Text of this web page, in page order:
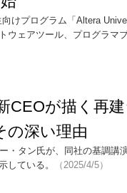
けプログラム「Altera
ウェアツール、プログラマ
CEOが描く再
の深い理由
・タン氏が、同社の基調講
している。
（2025/4/5）